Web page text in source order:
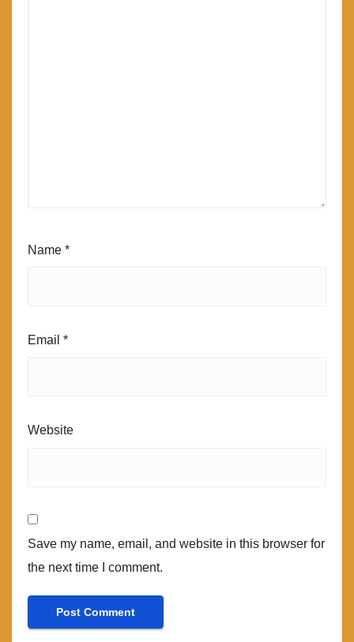
Name *
Email *
Website
Save my name, email, and website in this browser for
the next time I comment.